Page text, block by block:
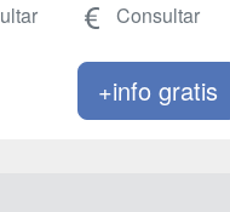
Consultar
+info gratis